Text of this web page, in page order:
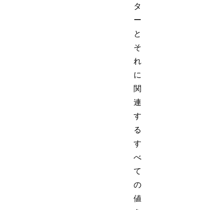
タ
ー
と
そ
れ
に
関
連
す
る
す
べ
て
の
値